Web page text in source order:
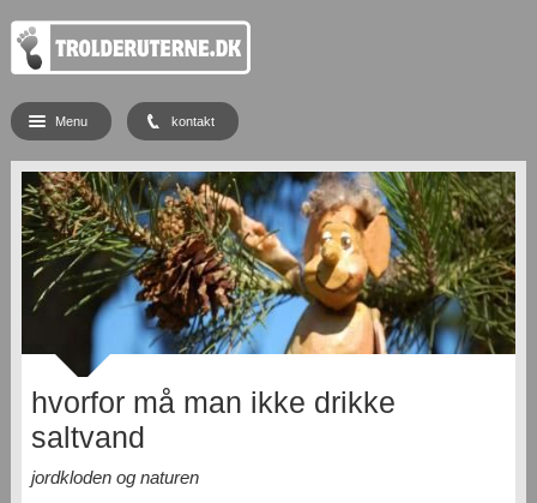
hvorfor må man ikke drikke
saltvand
jordkloden og naturen
Menu kontakt